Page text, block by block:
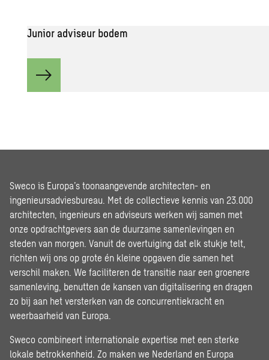
Junior adviseur bodem
Sweco is Europa’s toonaangevende architecten- en
ingenieursadviesbureau. Met de collectieve kennis van 23.000
architecten, ingenieurs en adviseurs werken wij samen met
onze opdrachtgevers aan de duurzame samenlevingen en
steden van morgen. Vanuit de overtuiging dat elk stukje telt,
richten wij ons op grote én kleine opgaven die samen het
verschil maken. We faciliteren de transitie naar een groenere
samenleving, benutten de kansen van digitalisering en dragen
zo bij aan het versterken van de concurrentiekracht en
weerbaarheid van Europa.
Sweco combineert internationale expertise met een sterke
lokale betrokkenheid. Zo maken we Nederland en Europa